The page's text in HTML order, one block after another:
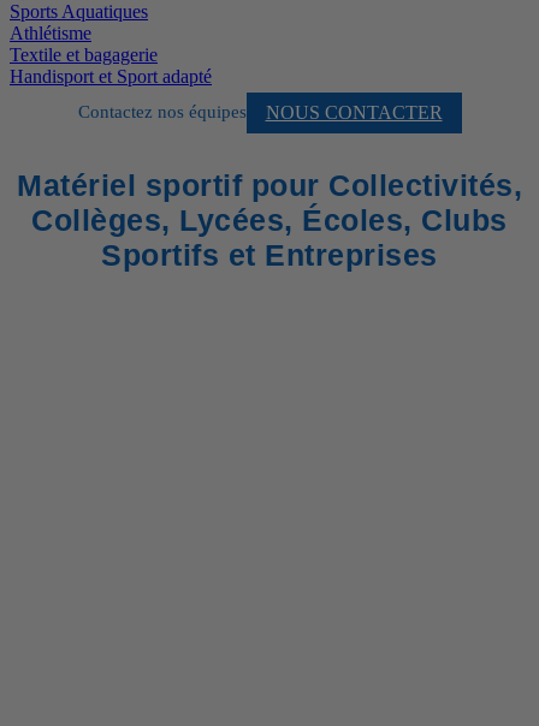
Sports Aquatiques
Athlétisme
Textile et bagagerie
Handisport et Sport adapté
Contactez nos équipes NOUS CONTACTER
Matériel sportif pour Collectivités,
Collèges, Lycées, Écoles, Clubs
Sportifs et Entreprises